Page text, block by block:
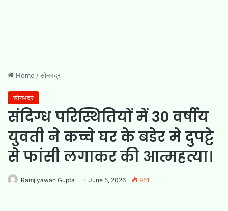
Home /सोनभद्र
सोनभद्र
संदिग्ध परिस्थितियों में 30 वर्षीय
युवती ने कच्चे घर के बडेर मे दुपट्टे
से फांसी लगाकर की आत्महत्या।
Ramjiyawan Gupta June 5, 2026 951